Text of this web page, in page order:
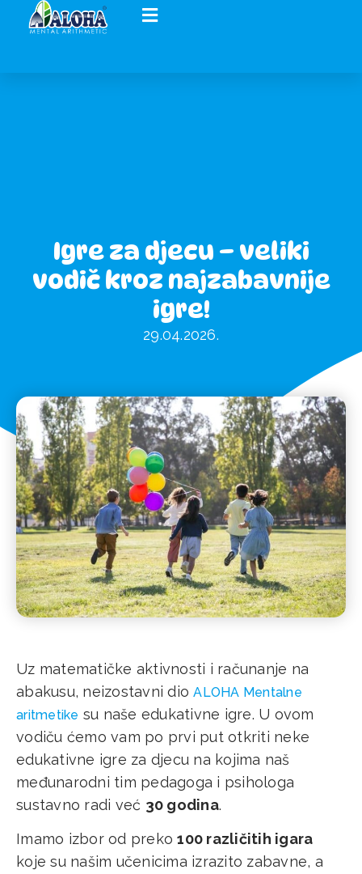
Igre za djecu – veliki
vodič kroz najzabavnije
igre!
29.04.2026.
Uz matematičke aktivnosti i računanje na
abakusu, neizostavni dioALOHA Mentalne
aritmetike su naše edukativne igre. U ovom
vodiču ćemo vam po prvi put otkriti neke
edukativne igre za djecu na kojima naš
međunarodni tim pedagoga i psihologa
sustavno radi već 30 godina.
Imamo izbor od preko100 različitih igara
koje su našim učenicima izrazito zabavne, a